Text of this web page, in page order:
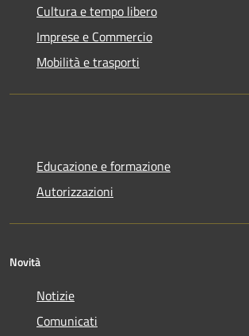
Cultura e tempo libero
Imprese e Commercio
Mobilità e trasporti
Educazione e formazione
Autorizzazioni
Novità
Notizie
Comunicati